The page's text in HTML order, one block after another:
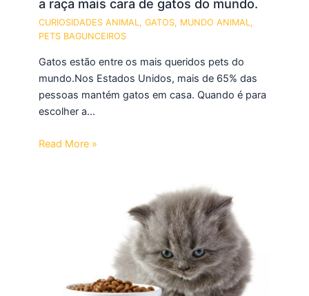
a raça mais cara de gatos do mundo.
CURIOSIDADES ANIMAL,GATOS, MUNDO ANIMAL,
PETS BAGUNCEIROS
Gatos estão entre os mais queridos pets do
mundo.Nos Estados Unidos, mais de 65% das
pessoas mantém gatos em casa. Quando é para
escolher a…
Read More »